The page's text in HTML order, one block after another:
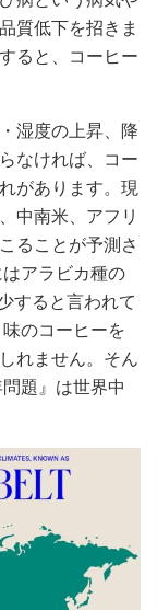
質低下を招きま
ると、コーヒー
湿度の上昇、降
なければ、コー
があります。現
中南米、アフリ
ることが予測さ
アラビカ種の
すると言われて
のコーヒーを
れません。そん
題』は世界中